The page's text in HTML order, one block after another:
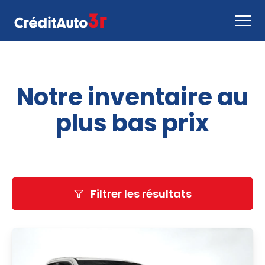
Comment ça marche
Nous joindre
Inventaire
Notre inventaire au
plus bas prix
Filtrer les résultats